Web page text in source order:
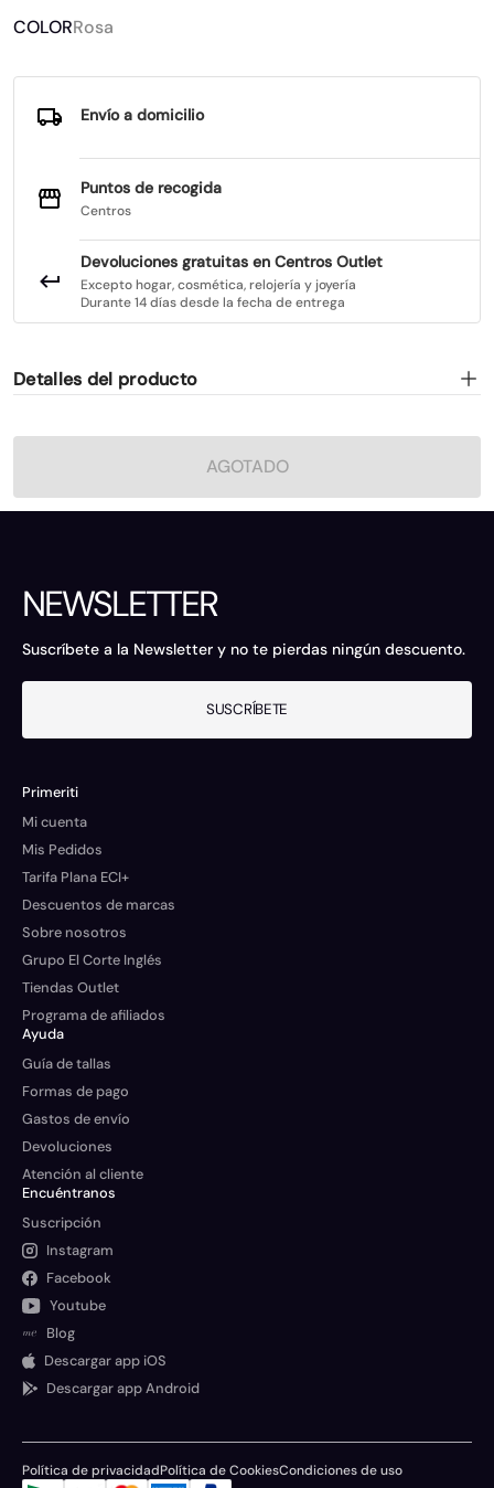
COLORRosa
Envío a domicilio
Puntos de recogida
Centros
Devoluciones gratuitas en Centros Outlet
Excepto hogar, cosmética, relojería y joyería
Durante 14 días desde la fecha de entrega
Detalles del producto
AGOTADO
NEWSLETTER
Suscríbete a la Newsletter y no te pierdas ningún descuento.
SUSCRÍBETE
Primeriti
Mi cuenta
Mis Pedidos
Tarifa Plana ECI+
Descuentos de marcas
Sobre nosotros
Grupo El Corte Inglés
Tiendas Outlet
Programa de afiliados
Ayuda
Guía de tallas
Formas de pago
Gastos de envío
Devoluciones
Atención al cliente
Encuéntranos
Suscripción
Instagram
Facebook
Youtube
Blog
Descargar app iOS
Descargar app Android
Política de privacidadPolítica de CookiesCondiciones de uso